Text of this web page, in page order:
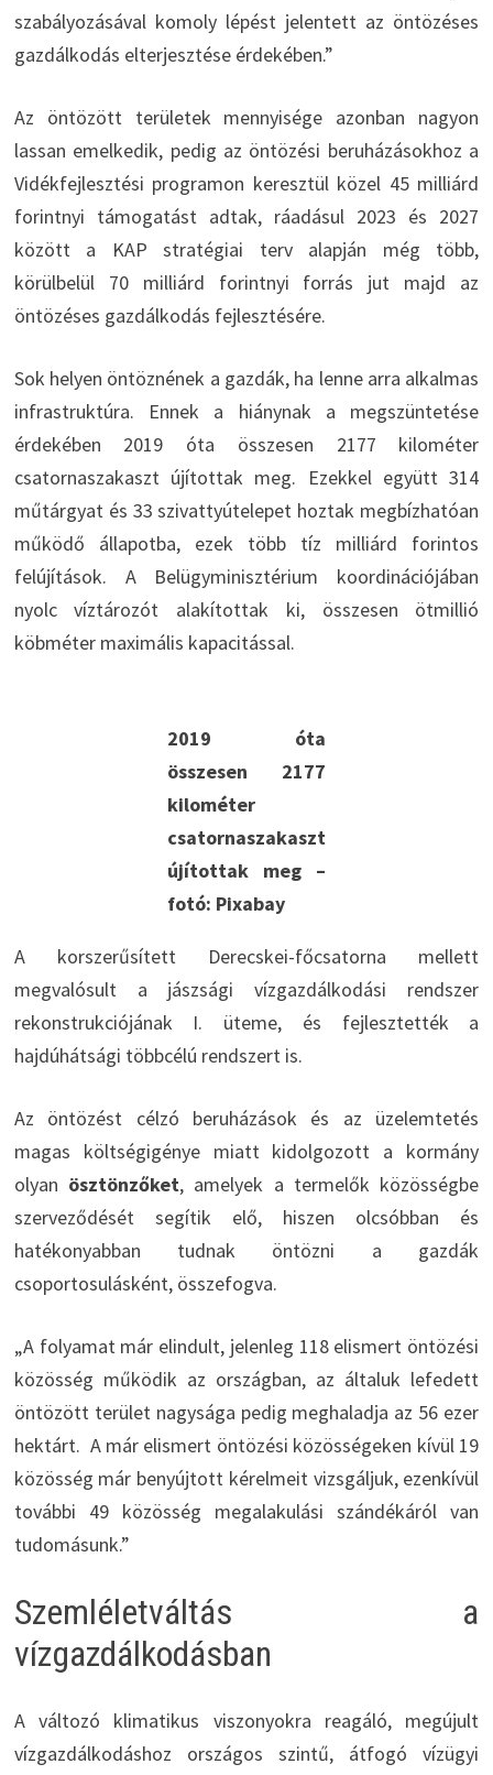
szabályozásával komoly lépést jelentett az öntözéses
gazdálkodás elterjesztése érdekében.”
Az öntözött területek mennyisége azonban nagyon
lassan emelkedik, pedig az öntözési beruházásokhoz a
Vidékfejlesztési programon keresztül közel 45 milliárd
forintnyi támogatást adtak, ráadásul 2023 és 2027
között a KAP stratégiai terv alapján még több,
körülbelül 70 milliárd forintnyi forrás jut majd az
öntözéses gazdálkodás fejlesztésére.
Sok helyen öntöznének a gazdák, ha lenne arra alkalmas
infrastruktúra. Ennek a hiánynak a megszüntetése
érdekében 2019 óta összesen 2177 kilométer
csatornaszakaszt újítottak meg. Ezekkel együtt 314
műtárgyat és 33 szivattyútelepet hoztak megbízhatóan
működő állapotba, ezek több tíz milliárd forintos
felújítások. A Belügyminisztérium koordinációjában
nyolc víztározót alakítottak ki, összesen ötmillió
köbméter maximális kapacitással.
2019 óta
összesen 2177
kilométer
csatornaszakaszt
újítottak meg –
fotó: Pixabay
A korszerűsített Derecskei-főcsatorna mellett
megvalósult a jászsági vízgazdálkodási rendszer
rekonstrukciójának I. üteme, és fejlesztették a
hajdúhátsági többcélú rendszert is.
Az öntözést célzó beruházások és az üzelemtetés
magas költségigénye miatt kidolgozott a kormány
olyan ösztönzőket, amelyek a termelők közösségbe
szerveződését segítik elő, hiszen olcsóbban és
hatékonyabban tudnak öntözni a gazdák
csoportosulásként, összefogva.
„A folyamat már elindult, jelenleg 118 elismert öntözési
közösség működik az országban, az általuk lefedett
öntözött terület nagysága pedig meghaladja az 56 ezer
hektárt. A már elismert öntözési közösségeken kívül 19
közösség már benyújtott kérelmeit vizsgáljuk, ezenkívül
további 49 közösség megalakulási szándékáról van
tudomásunk.”
Szemléletváltás a
vízgazdálkodásban
A változó klimatikus viszonyokra reagáló, megújult
vízgazdálkodáshoz országos szintű, átfogó vízügyi